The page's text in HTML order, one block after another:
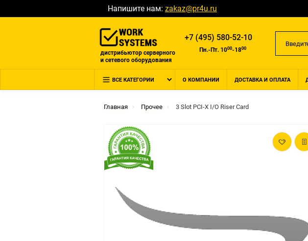
Напишите нам: zakaz@pr4u.ru
дистрибьютор серверного
и сетевого оборудования
+7 (495) 580-52-10
Пн.-Пт. 1000-1800
ВСЕ КАТЕГОРИИ О КОМПАНИИ ДОСТАВКА И ОПЛАТА
Главная Прочее 3 Slot PCI-X I/O Riser Card